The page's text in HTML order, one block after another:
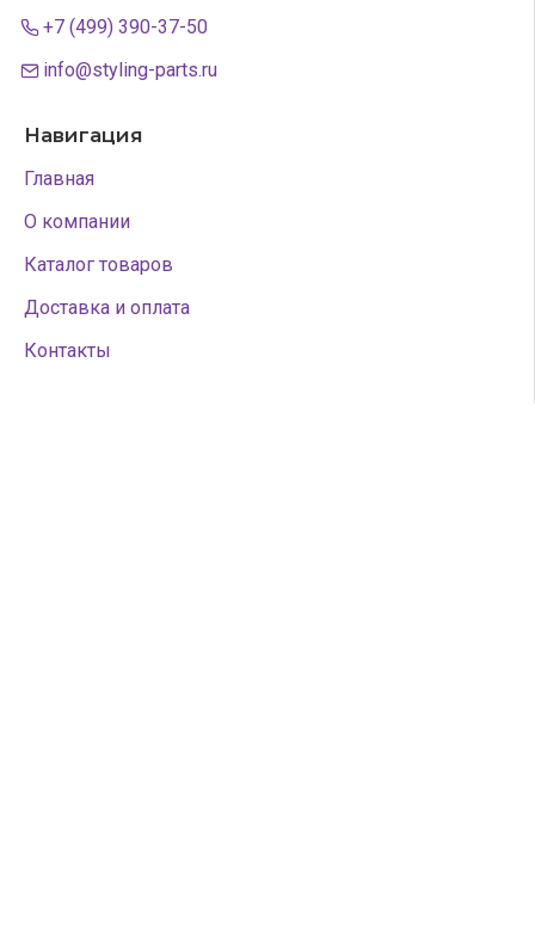
+7 (499) 390-37-50
info@styling-parts.ru
Навигация
Главная
О компании
Каталог товаров
Доставка и оплата
Контакты